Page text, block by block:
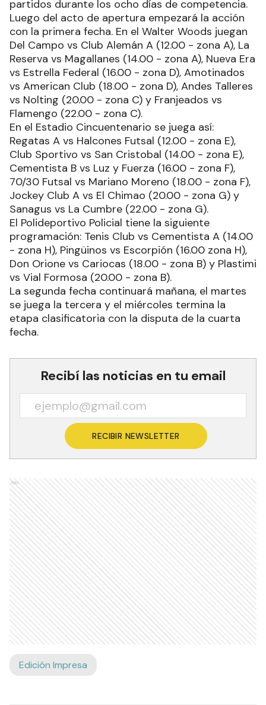
partidos durante los ocho días de competencia.
Luego del acto de apertura empezará la acción
con la primera fecha. En el Walter Woods juegan
Del Campo vs Club Alemán A (12.00 - zona A), La
Reserva vs Magallanes (14.00 - zona A), Nueva Era
vs Estrella Federal (16.00 - zona D), Amotinados
vs American Club (18.00 - zona D), Andes Talleres
vs Nolting (20.00 - zona C) y Franjeados vs
Flamengo (22.00 - zona C).
En el Estadio Cincuentenario se juega así:
Regatas A vs Halcones Futsal (12.00 - zona E),
Club Sportivo vs San Cristobal (14.00 - zona E),
Cementista B vs Luz y Fuerza (16.00 - zona F),
70/30 Futsal vs Mariano Moreno (18.00 - zona F),
Jockey Club A vs El Chimao (20.00 - zona G) y
Sanagus vs La Cumbre (22.00 - zona G).
El Polideportivo Policial tiene la siguiente
programación: Tenis Club vs Cementista A (14.00
- zona H), Pingüinos vs Escorpión (16.00 zona H),
Don Orione vs Cariocas (18.00 - zona B) y Plastimi
vs Vial Formosa (20.00 - zona B).
La segunda fecha continuará mañana, el martes
se juega la tercera y el miércoles termina la
etapa clasificatoria con la disputa de la cuarta
fecha.
Recibí las noticias en tu email
RECIBIR NEWSLETTER
Ads
Edición Impresa